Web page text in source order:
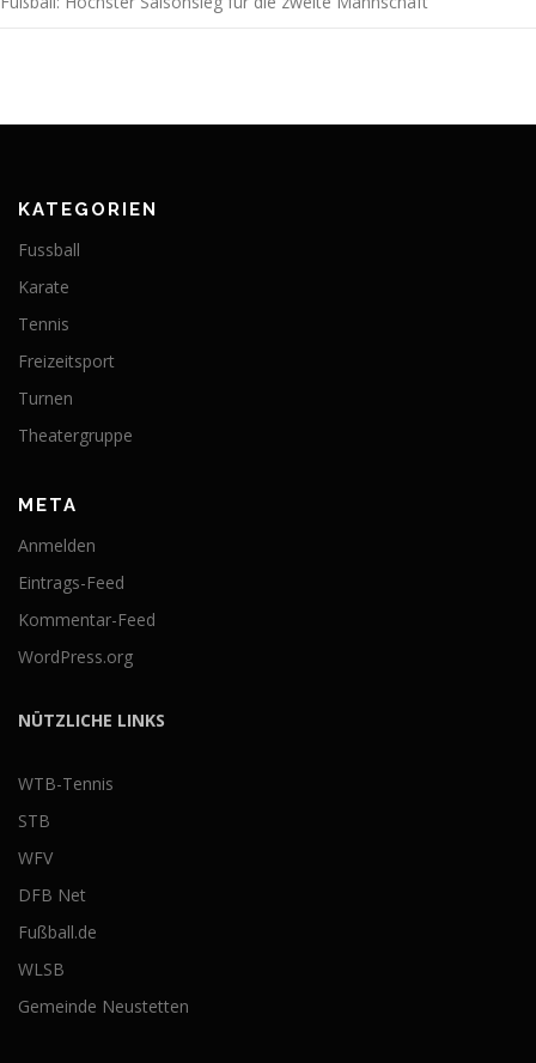
KATEGORIEN
Fussball
Karate
Tennis
Freizeitsport
Turnen
Theatergruppe
META
Anmelden
Eintrags-Feed
Kommentar-Feed
WordPress.org
NÜTZLICHE LINKS
WTB-Tennis
STB
WFV
DFB Net
Fußball.de
WLSB
Gemeinde Neustetten